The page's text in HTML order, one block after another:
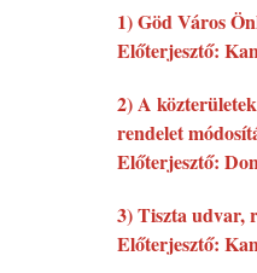
1) Göd Város
Előterjesztő:
2) A
rendelet
Előterjesztő:
3) Tiszta udvar,
Előterjesztő: